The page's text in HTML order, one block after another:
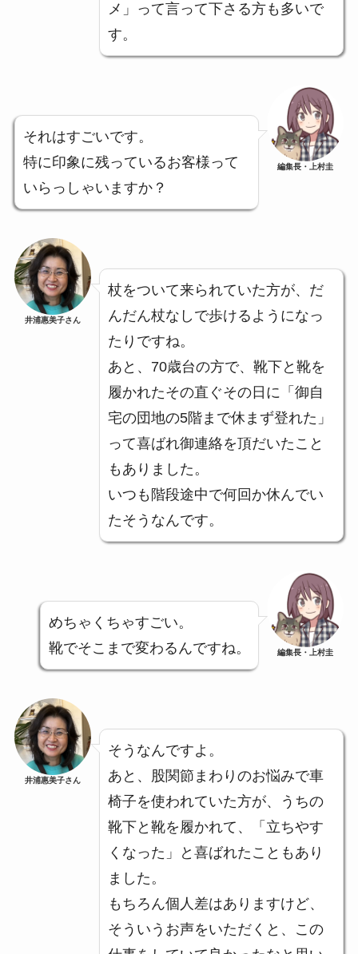
メ」って言って下さる方も多いで
す。
それはすごいです。
特に印象に残っているお客様って
いらっしゃいますか？
編集長・上村圭
井浦惠美子さん
杖をついて来られていた方が、だ
んだん杖なしで歩けるようになっ
たりですね。
あと、70歳台の方で、靴下と靴を
履かれたその直ぐその日に「御自
宅の団地の5階まで休まず登れた」
って喜ばれ御連絡を頂だいたこと
もありました。
いつも階段途中で何回か休んでい
たそうなんです。
めちゃくちゃすごい。
靴でそこまで変わるんですね。
編集長・上村圭
井浦惠美子さん
そうなんですよ。
あと、股関節まわりのお悩みで車
椅子を使われていた方が、うちの
靴下と靴を履かれて、「立ちやす
くなった」と喜ばれたこともあり
ました。
もちろん個人差はありますけど、
そういうお声をいただくと、この